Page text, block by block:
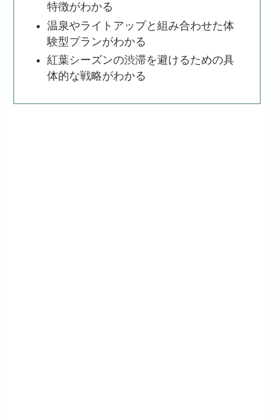
特徴がわかる
温泉やライトアップと組み合わせた体
験型プランがわかる
紅葉シーズンの渋滞を避けるための具
体的な戦略がわかる